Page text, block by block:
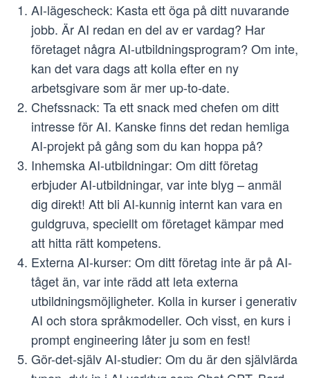
AI-lägescheck: Kasta ett öga på ditt nuvarande
jobb. Är AI redan en del av er vardag? Har
företaget några AI-utbildningsprogram? Om inte,
kan det vara dags att kolla efter en ny
arbetsgivare som är mer up-to-date.
Chefssnack: Ta ett snack med chefen om ditt
intresse för AI. Kanske finns det redan hemliga
AI-projekt på gång som du kan hoppa på?
Inhemska AI-utbildningar: Om ditt företag
erbjuder AI-utbildningar, var inte blyg – anmäl
dig direkt! Att bli AI-kunnig internt kan vara en
guldgruva, speciellt om företaget kämpar med
att hitta rätt kompetens.
Externa AI-kurser: Om ditt företag inte är på AI-
tåget än, var inte rädd att leta externa
utbildningsmöjligheter. Kolla in kurser i generativ
AI och stora språkmodeller. Och visst, en kurs i
prompt engineering låter ju som en fest!
Gör-det-själv AI-studier: Om du är den självlärda